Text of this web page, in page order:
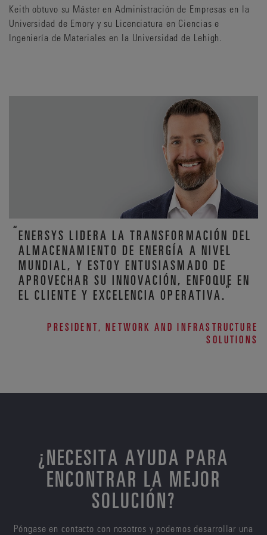
Keith obtuvo su Máster en Administración de Empresas en la
Universidad de Emory y su Licenciatura en Ciencias e
Ingeniería de Materiales en la Universidad de Lehigh.
ENERSYS LIDERA LA TRANSFORMACIÓN DEL
ALMACENAMIENTO DE ENERGÍA A NIVEL
MUNDIAL, Y ESTOY ENTUSIASMADO DE
APROVECHAR SU INNOVACIÓN, ENFOQUE EN
EL CLIENTE Y EXCELENCIA OPERATIVA.
PRESIDENT, NETWORK AND INFRASTRUCTURE
SOLUTIONS
¿NECESITA AYUDA PARA
ENCONTRAR LA MEJOR
SOLUCIÓN?
Póngase en contacto con nosotros y podemos desarrollar una